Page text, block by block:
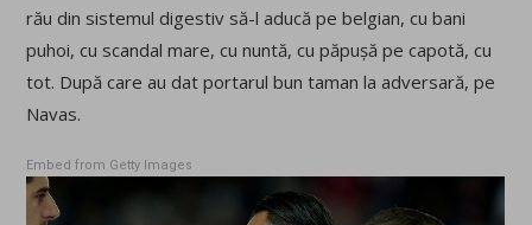
rău din sistemul digestiv să-l aducă pe belgian, cu bani
puhoi, cu scandal mare, cu nuntă, cu păpușă pe capotă, cu
tot. După care au dat portarul bun taman la adversară, pe
Navas.
Embed from Getty Images